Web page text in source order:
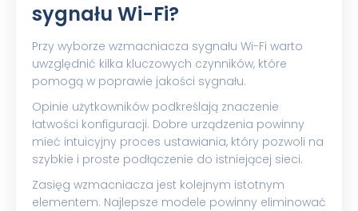
sygnału Wi-Fi?
Przy wyborze wzmacniacza sygnału Wi-Fi warto
uwzględnić kilka kluczowych czynników, które
pomogą w poprawie jakości sygnału.
Opinie użytkowników podkreślają znaczenie
łatwości konfiguracji. Dobre urządzenia powinny
mieć intuicyjny proces ustawiania, który pozwoli na
szybkie i proste podłączenie do istniejącej sieci.
Zasięg wzmacniacza jest kolejnym istotnym
elementem. Najlepsze modele powinny eliminować